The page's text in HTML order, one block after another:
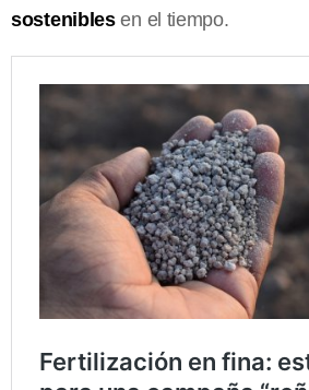
sosteniblesen el tiempo.